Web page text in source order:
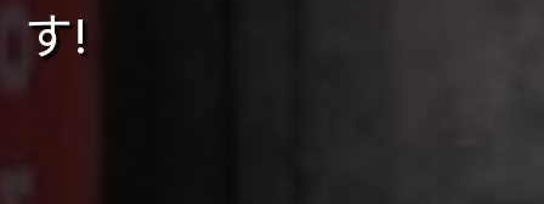
す!